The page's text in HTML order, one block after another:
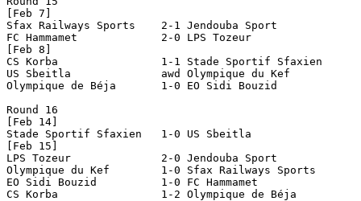
[Feb 7]
Sfax Railways Sports	2-1 Jendouba Sport
FC Hammamet		2-0 LPS Tozeur
[Feb 8]
CS Korba		1-1 Stade Sportif Sfaxien
US Sbeitla		awd Olympique du Kef		[awarded 2-0; abandoned at 0-1 at half time
Olympique de Béja       1-0 EO Sidi Bouzid
Round 16
[Feb 14]
Stade Sportif Sfaxien	1-0 US Sbeitla
[Feb 15]
LPS Tozeur		2-0 Jendouba Sport
Olympique du Kef	1-0 Sfax Railways Sports
EO Sidi Bouzid		1-0 FC Hammamet
CS Korba		1-2 Olympique de Béja